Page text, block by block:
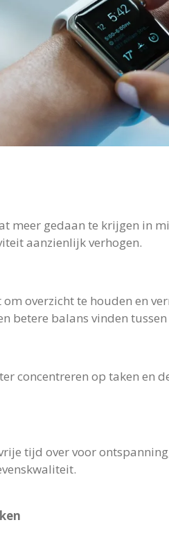
meer gedaan te krijgen in
aanzienlijk verhogen.
overzicht te houden en
betere balans vinden
concentreren op taken en
tijd over voor